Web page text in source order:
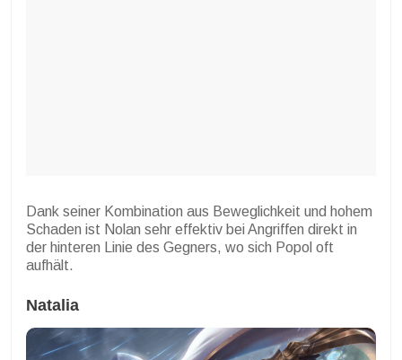
Dank seiner Kombination aus Beweglichkeit und hohem
Schaden ist Nolan sehr effektiv bei Angriffen direkt in
der hinteren Linie des Gegners, wo sich Popol oft
aufhält.
Natalia